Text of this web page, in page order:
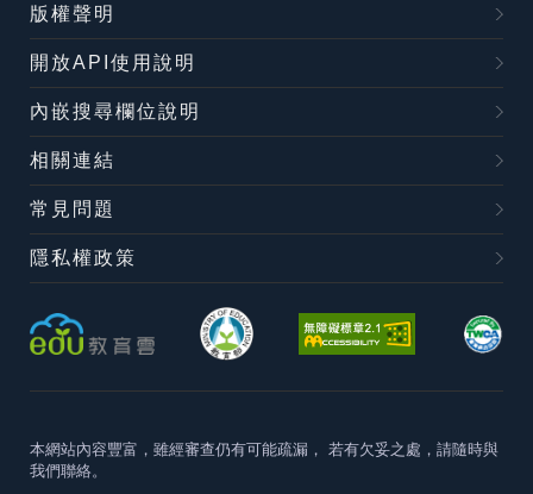
版權聲明
開放API使用說明
內嵌搜尋欄位說明
相關連結
常見問題
隱私權政策
本網站內容豐富，雖經審查仍有可能疏漏， 若有欠妥之處，請隨時與
我們聯絡。